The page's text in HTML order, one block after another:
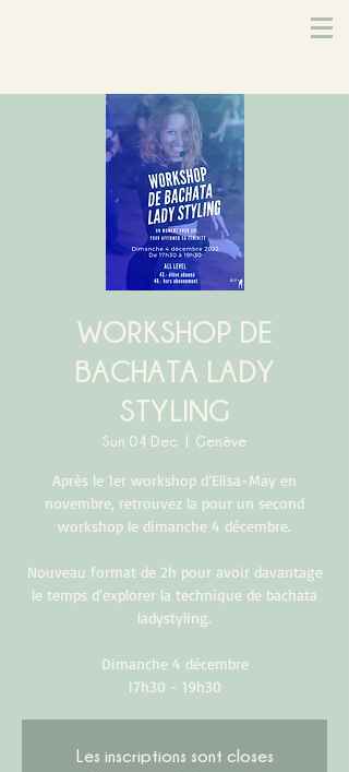
WORKSHOP DE
BACHATA LADY
STYLING
Sun 04 Dec
  |
Genève
Après le 1er workshop d’Elisa-May en
novembre, retrouvez la pour un second
workshop le dimanche 4 décembre.
Nouveau format de 2h pour avoir davantage
le temps d’explorer la technique de bachata
ladystyling.
Dimanche 4 décembre
17h30 - 19h30
Les inscriptions sont closes